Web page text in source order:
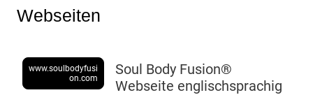
Webseiten
www.soulbodyfusi
on.com
Soul Body Fusion®
Webseite englischsprachig